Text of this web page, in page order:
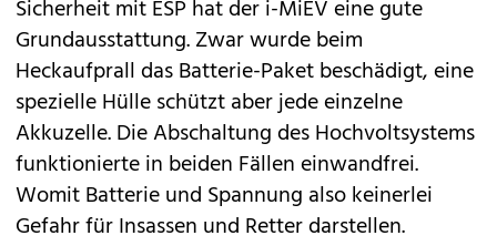
Sicherheit mit ESP hat der i-MiEV eine gute
Grundausstattung. Zwar wurde beim
Heckaufprall das Batterie-Paket beschädigt, eine
spezielle Hülle schützt aber jede einzelne
Akkuzelle. Die Abschaltung des Hochvoltsystems
funktionierte in beiden Fällen einwandfrei.
Womit Batterie und Spannung also keinerlei
Gefahr für Insassen und Retter darstellen.